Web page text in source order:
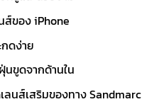
ส์ของ iPhone
ดง่าย
ขูดจากด้านใน
ลนส์เสริมของทาง Sandmarc